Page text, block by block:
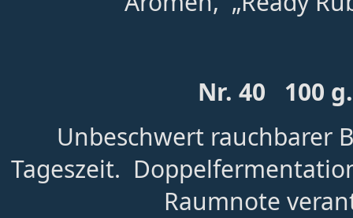
Nr. 40 100
Unbeschwert rauchbarer
Tageszeit.
Raumnote